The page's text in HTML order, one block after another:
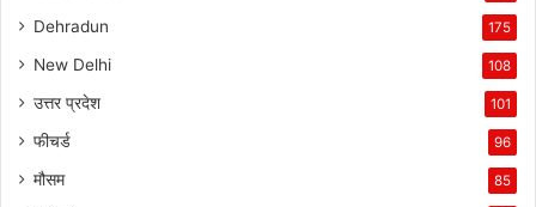
Dehradun 175
New Delhi 108
उत्तर प्रदेश 101
फीचर्ड 96
मौसम 85